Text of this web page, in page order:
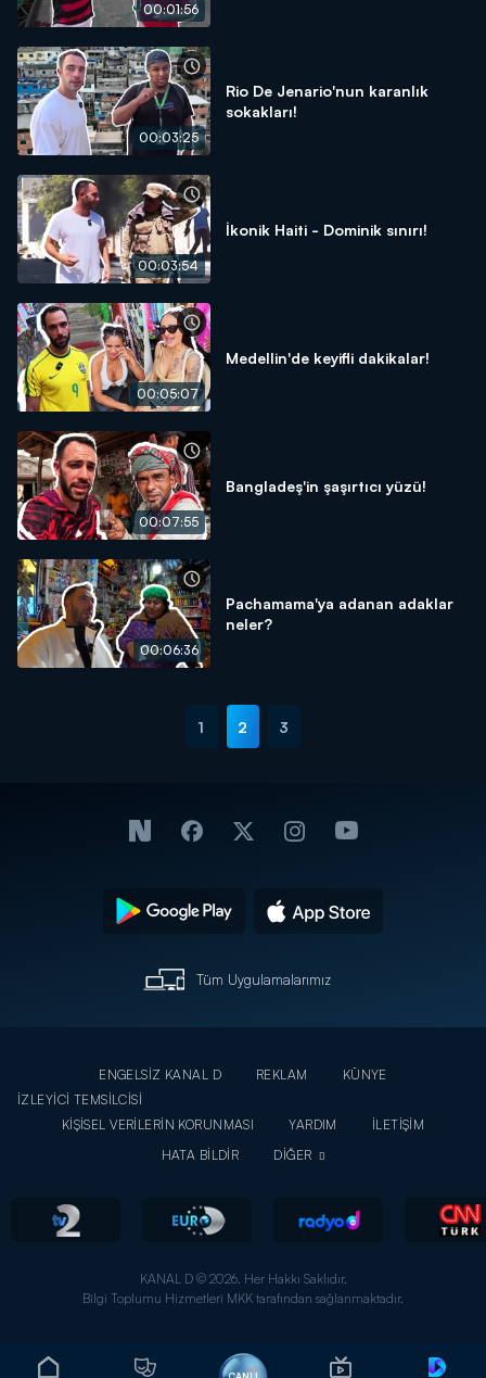
00:01:56
00:03:25
Rio De Jenario'nun karanlık
sokakları!
00:03:54
İkonik Haiti - Dominik sınırı!
00:05:07
Medellin'de keyifli dakikalar!
00:07:55
Bangladeş'in şaşırtıcı yüzü!
00:06:36
Pachamama'ya adanan adaklar
neler?
1 2 3
Tüm Uygulamalarımız
ENGELSİZ KANAL D REKLAM
KÜNYE
İZLEYİCİ TEMSİLCİSİ
KİŞİSEL VERİLERİN KORUNMASI
YARDIM
İLETİŞİM
HATA BİLDİR
DİĞER
KANAL D © 2026. Her Hakkı Saklıdır.
Bilgi Toplumu Hizmetleri MKK tarafından sağlanmaktadır.